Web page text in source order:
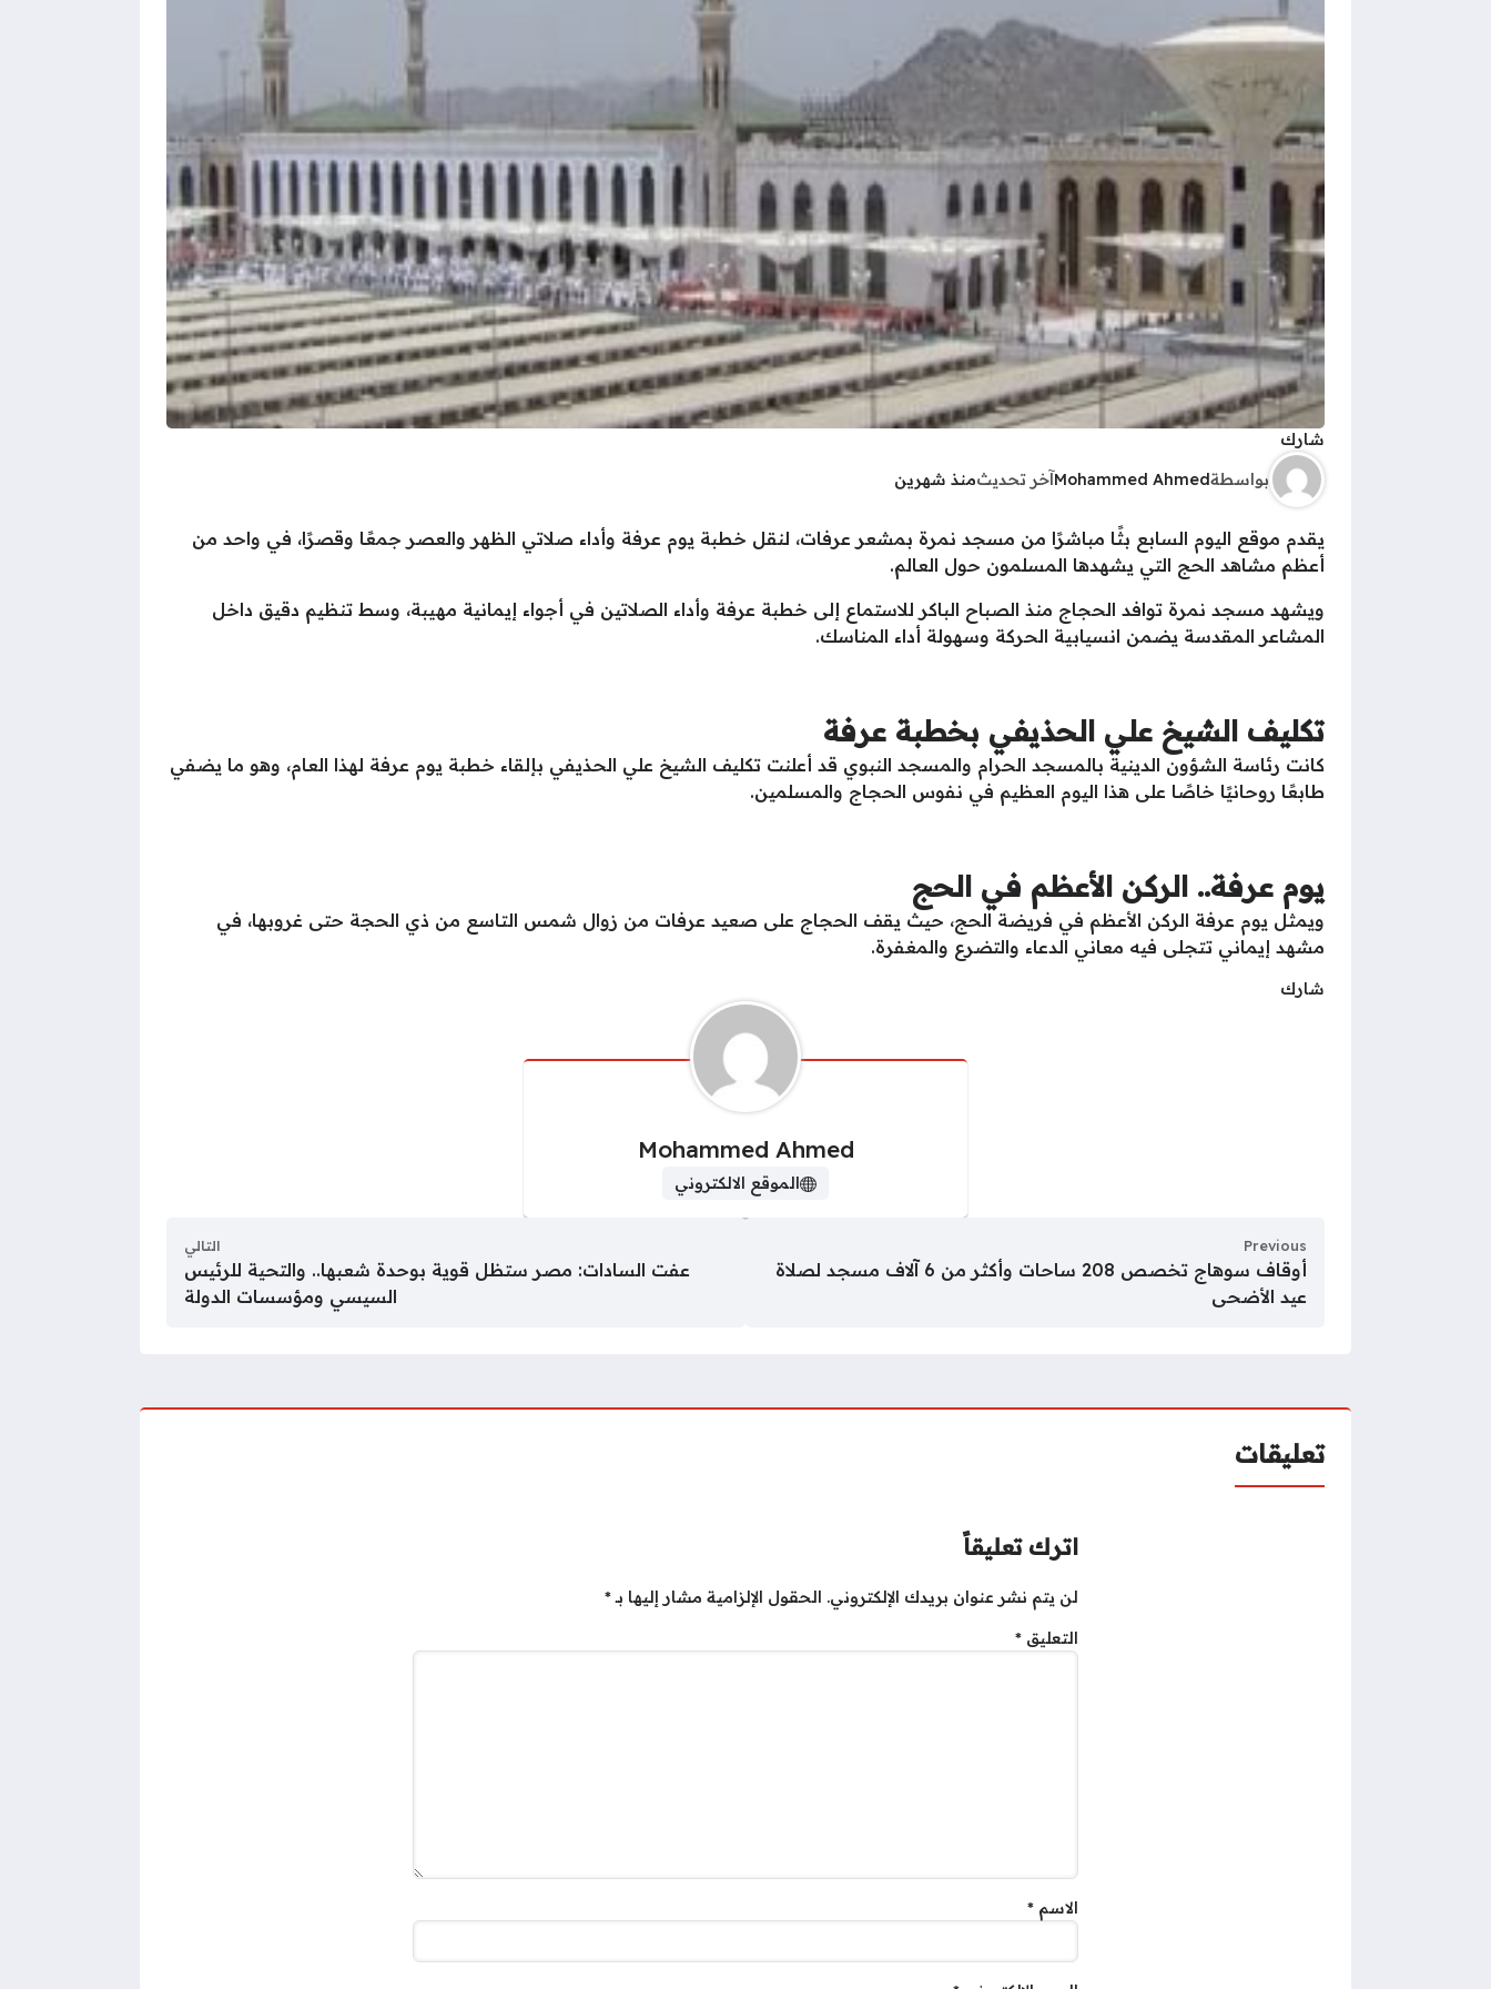
شارك
بواسطةMohammed Ahmedآخر تحديثمنذ شهرين
يقدم موقع اليوم السابع بثًا مباشرًا من مسجد نمرة بمشعر عرفات، لنقل خطبة يوم عرفة وأداء صلاتي الظهر والعصر جمعًا وقصرًا، في واحد من
أعظم مشاهد الحج التي يشهدها المسلمون حول العالم.
ويشهد مسجد نمرة توافد الحجاج منذ الصباح الباكر للاستماع إلى خطبة عرفة وأداء الصلاتين في أجواء إيمانية مهيبة، وسط تنظيم دقيق داخل
المشاعر المقدسة يضمن انسيابية الحركة وسهولة أداء المناسك.
تكليف الشيخ علي الحذيفي بخطبة عرفة
كانت رئاسة الشؤون الدينية بالمسجد الحرام والمسجد النبوي قد أعلنت تكليف الشيخ علي الحذيفي بإلقاء خطبة يوم عرفة لهذا العام، وهو ما يضفي
طابعًا روحانيًا خاصًا على هذا اليوم العظيم في نفوس الحجاج والمسلمين.
يوم عرفة.. الركن الأعظم في الحج
ويمثل يوم عرفة الركن الأعظم في فريضة الحج، حيث يقف الحجاج على صعيد عرفات من زوال شمس التاسع من ذي الحجة حتى غروبها، في
مشهد إيماني تتجلى فيه معاني الدعاء والتضرع والمغفرة.
شارك
Mohammed Ahmed
الموقع الالكتروني
Previous
أوقاف سوهاج تخصص 208 ساحات وأكثر من 6 آلاف مسجد لصلاة
عيد الأضحى
التالي
عفت السادات: مصر ستظل قوية بوحدة شعبها.. والتحية للرئيس
السيسي ومؤسسات الدولة
تعليقات
اترك تعليقاً
لن يتم نشر عنوان بريدك الإلكتروني. الحقول الإلزامية مشار إليها بـ*
التعليق *
الاسم *